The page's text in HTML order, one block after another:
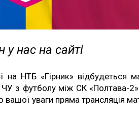
у нас на сайті
на НТБ «Гірник» відбудеться
ЧУ з футболу між СК «Полтава-
уваги пряма трансляція